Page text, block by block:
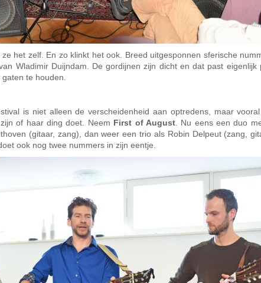
ze het zelf. En zo klinkt het ook. Breed uitgesponnen sferische
Wladimir Duijndam. De gordijnen zijn dicht en dat past eigenlijk
te houden.
is niet alleen de verscheidenheid aan optredens, maar
of haar ding doet. Neem First of August. Nu eens een duo
(gitaar, zang), dan weer een trio als Robin Delpeut (zang,
ook nog twee nummers in zijn eentje.